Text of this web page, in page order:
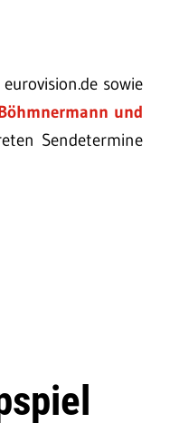
sowie
und
Sendetermine